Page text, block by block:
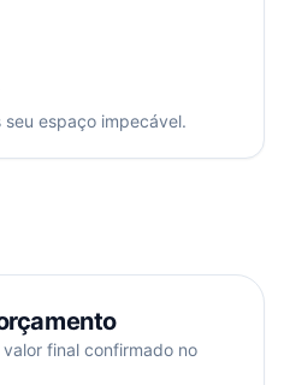
espaço impecável.
final confirmado no